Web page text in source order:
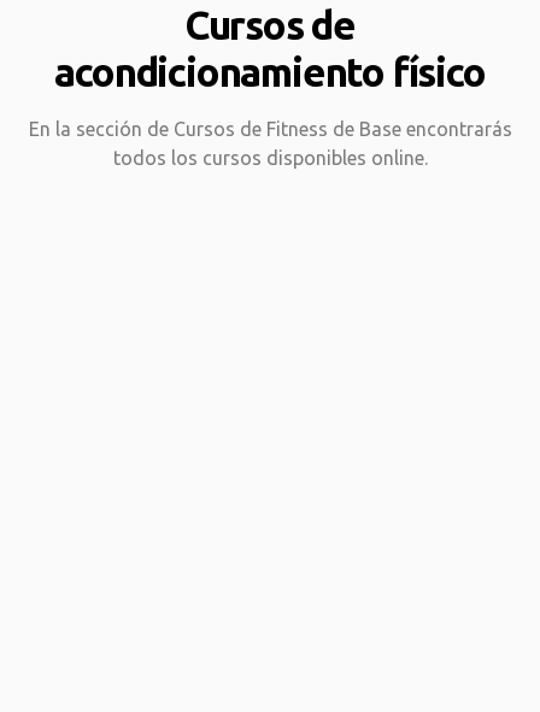
Cursos de
acondicionamiento físico
En la sección de Cursos de Fitness de Base encontrarás
todos los cursos disponibles online.